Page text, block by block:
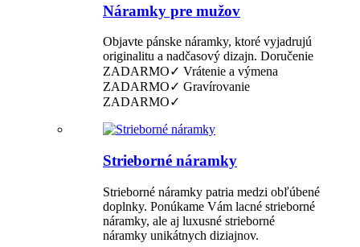
Náramky pre mužov
Objavte pánske náramky, ktoré vyjadrujú
originalitu a nadčasový dizajn. Doručenie
ZADARMO✓ Vrátenie a výmena
ZADARMO✓ Gravírovanie
ZADARMO✓
Strieborné náramky
Strieborné náramky patria medzi obľúbené
doplnky. Ponúkame Vám lacné strieborné
náramky, ale aj luxusné strieborné
náramky unikátnych diziajnov.